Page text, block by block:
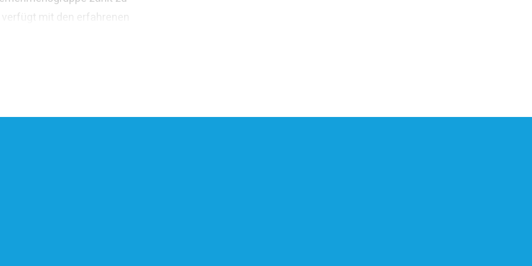
mit den erfahrenen
Euro.